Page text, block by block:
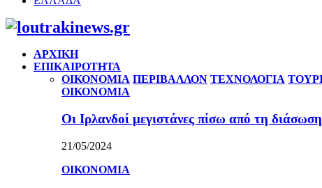
Facebook
Twitter
Instagram
Pinterest
Youtube
ΑΡΧΙΚΗ
ΕΠΙΚΑΙΡΟΤΗΤΑ
ΟΙΚΟΝΟΜΙΑ ΠΕΡΙΒΑΛΛΟΝ ΤΕΧΝΟΛΟΓΙΑ
ΟΙΚΟΝΟΜΙΑ
Οι Ιρλανδοί μεγιστάνες πίσω από τη
21/05/2024
ΟΙΚΟΝΟΜΙΑ